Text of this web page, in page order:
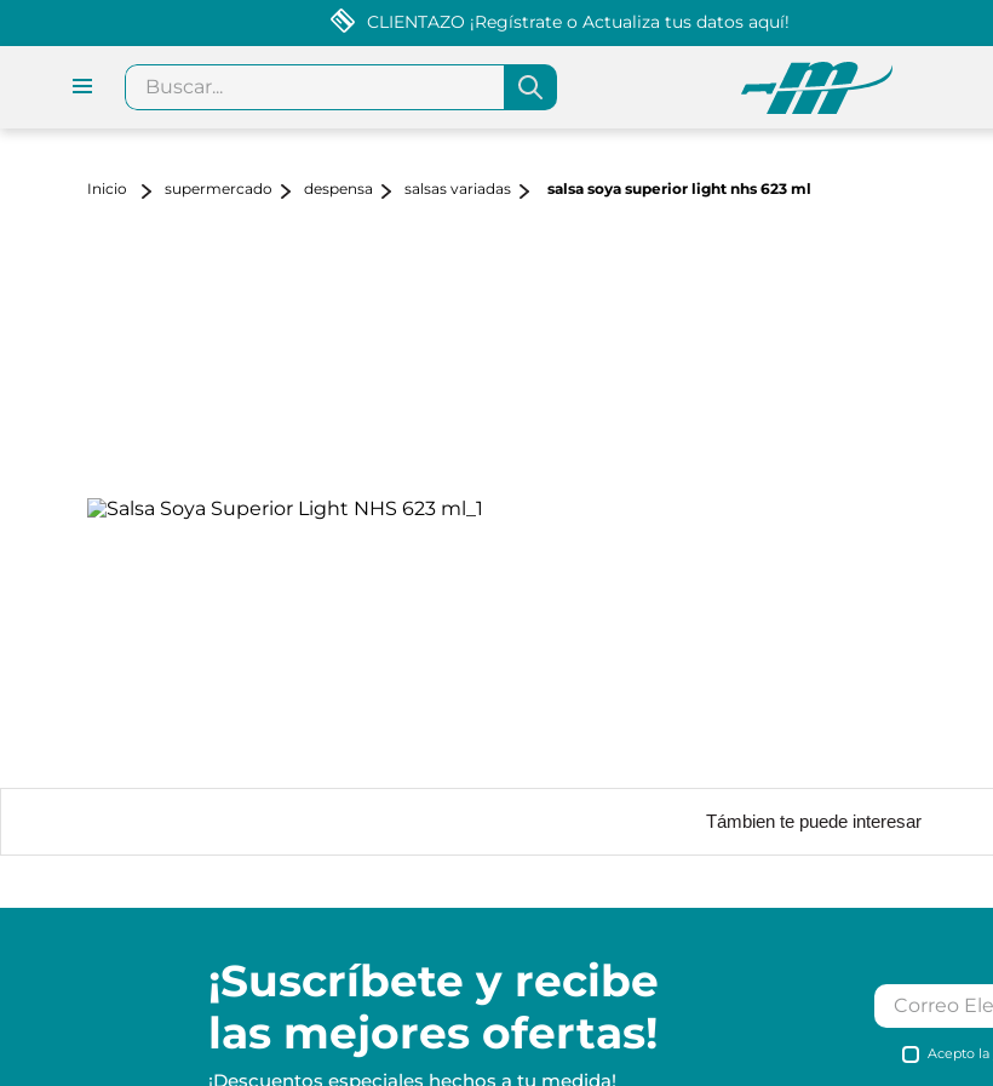
CLIENTAZO ¡Regístrate o Actualiza tus datos aquí!
Buscar...
supermercado despensa salsas variadas salsa soya superior light nhs 623 ml
Támbien te puede interesar
¡Suscríbete y recibe
las mejores ofertas!
¡Descuentos especiales hechos a tu medida!
Acepto la